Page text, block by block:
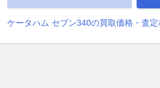
ケータハム セブン340の買取価格・査定